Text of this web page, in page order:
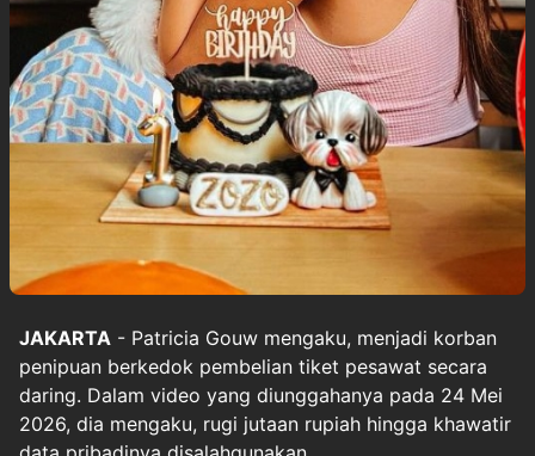
JAKARTA - Patricia Gouw mengaku, menjadi korban
penipuan berkedok pembelian tiket pesawat secara
daring. Dalam video yang diunggahanya pada 24 Mei
2026, dia mengaku, rugi jutaan rupiah hingga khawatir